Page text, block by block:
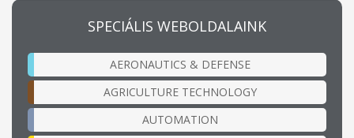
SPECIÁLIS WEBOLDALAINK
AERONAUTICS & DEFENSE
AGRICULTURE TECHNOLOGY
AUTOMATION